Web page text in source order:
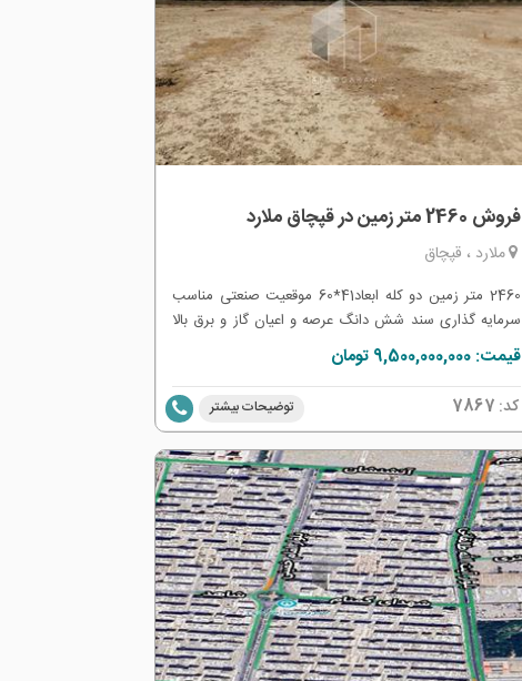
فروش 2460 متر زمین در قپچاق ملارد
ملارد ، قپچاق
2460 متر زمین دو کله ابعاد41*60 موقعیت صنعتی مناسب
سرمایه گذاری سند شش دانگ عرصه و اعیان گاز و برق بالا
سر ملک
قیمت: 9,500,000,000 تومان
کد: 7867 توضیحات بیشتر